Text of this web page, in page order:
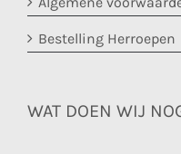
Bestelling Herroepen
WAT DOEN WIJ